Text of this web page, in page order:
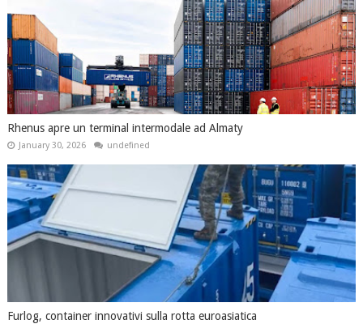
Rhenus apre un terminal intermodale ad Almaty
January 30, 2026 undefined
Furlog, container innovativi sulla rotta euroasiatica